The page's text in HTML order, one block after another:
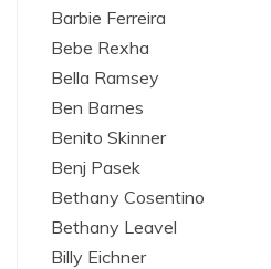
Barbie Ferreira
Bebe Rexha
Bella Ramsey
Ben Barnes
Benito Skinner
Benj Pasek
Bethany Cosentino
Bethany Leavel
Billy Eichner